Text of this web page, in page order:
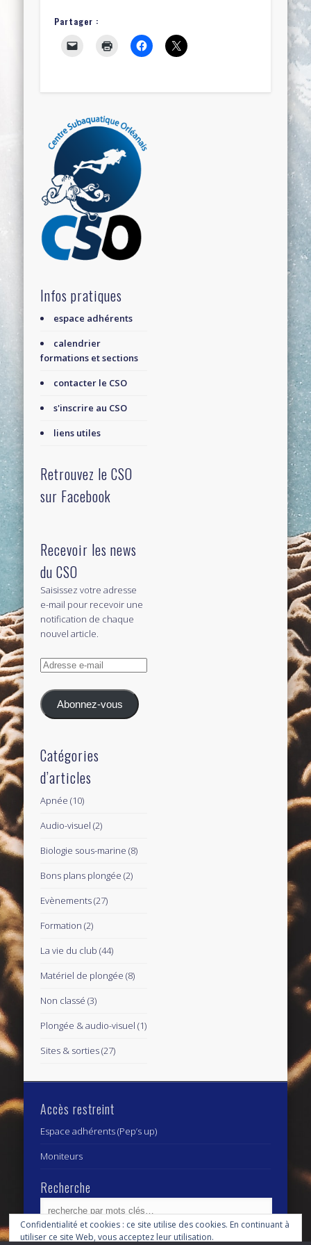
Partager :
Infos pratiques
espace adhérents
calendrier
formations et sections
contacter le CSO
s'inscrire au CSO
liens utiles
Retrouvez le CSO
sur Facebook
Recevoir les news
du CSO
Saisissez votre adresse
e-mail pour recevoir une
notification de chaque
nouvel article.
Adresse
mail
Abonnez-vous
Catégories
d’articles
Apnée (10)
Audio-visuel (2)
Biologie sous-marine (8)
Bons plans plongée (2)
Evènements(27)
Formation (2)
La vie du club (44)
Matériel de plongée (8)
Non classé (3)
Plongée & audio-visuel (1)
Sites & sorties(27)
Accès restreint
Espace adhérents (Pep’s up)
Moniteurs
Recherche
Confidentialité et cookies : ce site utilise des cookies. En continuant à
utiliser ce site Web, vous acceptez leur utilisation.